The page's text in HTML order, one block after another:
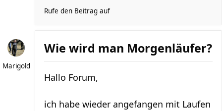
Rufe den Beitrag auf
Marigold
Wie wird man Morgenläufer?
Hallo Forum,
ich habe wieder angefangen mit Laufen